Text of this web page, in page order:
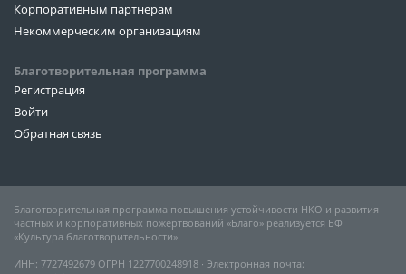
Корпоративным партнерам
Некоммерческим организациям
Благотворительная программа
Регистрация
Войти
Обратная связь
Благотворительная программа повышения устойчивости НКО и развития
частных и корпоративных пожертвований «Благо» реализуется БФ
«Культура благотворительности»
ИНН: 7727492679 ОГРН 1227700248918 ∙ Электронная почта: